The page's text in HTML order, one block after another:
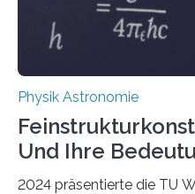
Physik Astronomie
Und Ihre
2024 präsentierte die TU